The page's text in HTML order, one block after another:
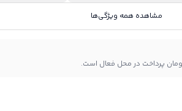
مشاهده همه ویژگی‌ها